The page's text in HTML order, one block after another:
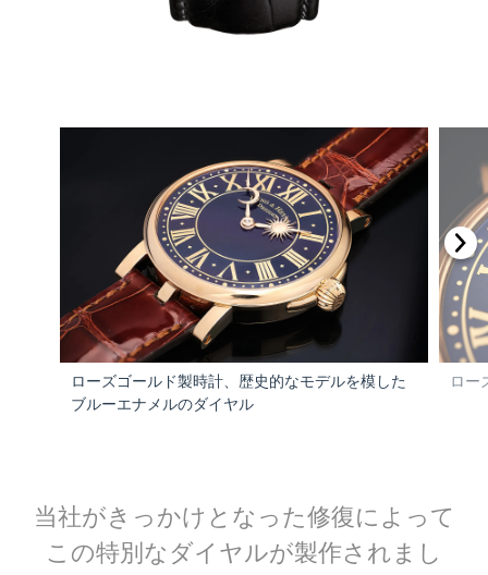
ローズゴールド製時計、歴史的なモデルを模した
ブルーエナメルのダイヤル
ロー
当社がきっかけとなった修復によって
この特別なダイヤルが製作されまし